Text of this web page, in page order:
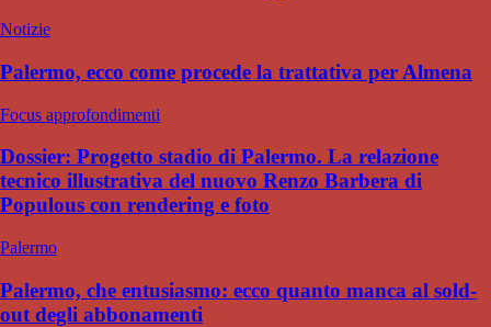
Notizie
Palermo, ecco come procede la trattativa per Almena
Focus approfondimenti
Dossier: Progetto stadio di Palermo. La relazione
tecnico illustrativa del nuovo Renzo Barbera di
Populous con rendering e foto
Palermo
Palermo, che entusiasmo: ecco quanto manca al sold-
out degli abbonamenti